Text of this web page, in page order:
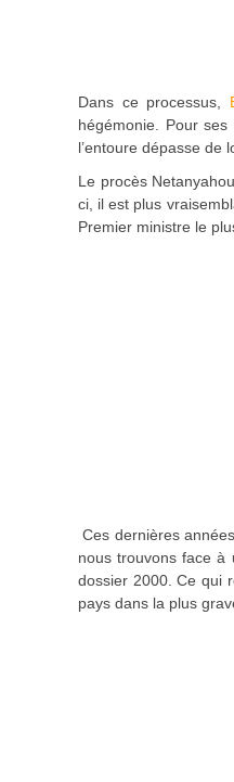
Dans ce processus,
hégémonie. Pour
l’entoure dépasse de
Le procès
ci, il est plus
Premier ministre le
Ces dernières
nous trouvons face à
dossier 2000. Ce qui
pays dans la plus